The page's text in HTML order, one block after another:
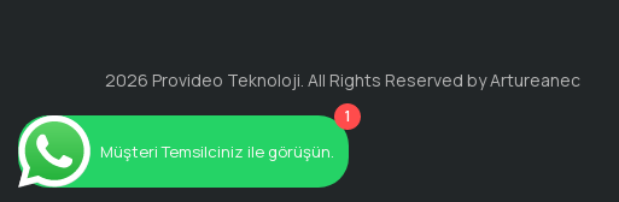
2026 Provideo Teknoloji. All Rights Reserved by Artureanec
1
Müşteri Temsilciniz ile görüşün.